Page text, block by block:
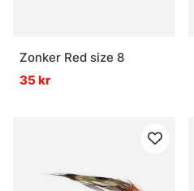
Zonker Red size 8
35 kr